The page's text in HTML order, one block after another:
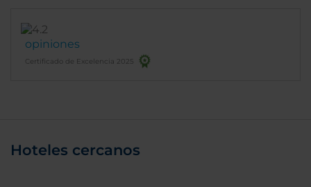
opiniones
Certificado de Excelencia 2025
Hoteles cercanos